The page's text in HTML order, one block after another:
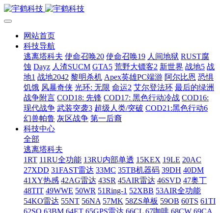
网站首页
科技导航
逃离塔科夫 使命召唤20 使命召唤19 人间地狱 RUST腐
蚀 Dayz 人渣SUCM GTA5 荒野大镖客2 新世界 战地5 战
地1 战地2042 黎明杀机 Apex英雄PC端游 阿尔比恩 恐惧
饥饿 风暴奇侠 光环: 无限 命运2 艾尔登法环 最后的绿洲
战争附言 COD18: 先锋 COD17: 黑色行动冷战 COD16:
现代战争 武装突袭3 超级人类/突破 COD21:黑色行动6
幻兽帕鲁 灰区战争 第一后裔
科技中心
全部
逃离塔科夫
1RT 11RU全功能 13RU内部单透 15KEX 19LE 20AC
27XDD 31FAST雷达 33MC 35TB机器码 39DH 40DM
41XY热感 42AG雷达 43SR 45AIR雷达 46SVD 47奥丁
48TIT 49WWE 50WR 51Ring-1 52XBB 53AIR全功能
54KO雷达 55NT 56NA 57MK 58ZS单板 59OB 60TS 61TI
62SO 63BM 64ET 65GPS雷达 66CL 67咖啡 68CW 69CA